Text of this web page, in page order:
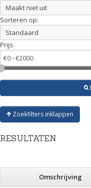
Sorteren op:
Prijs:
Zoekfilters inklappen
RESULTATEN
Omschrijving